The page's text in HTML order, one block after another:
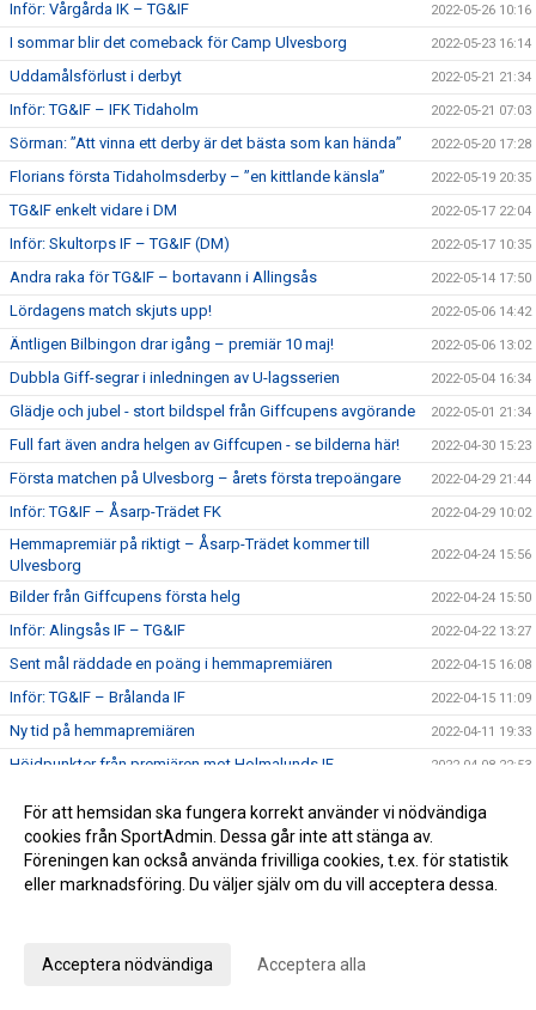
Inför: Vårgårda IK – TG&IF 2022-05-26 10:16
I sommar blir det comeback för Camp Ulvesborg 2022-05-23 16:14
Uddamålsförlust i derbyt 2022-05-21 21:34
Inför: TG&IF – IFK Tidaholm 2022-05-21 07:03
Sörman: ”Att vinna ett derby är det bästa som kan hända” 2022-05-20 17:28
Florians första Tidaholmsderby – ”en kittlande känsla” 2022-05-19 20:35
TG&IF enkelt vidare i DM 2022-05-17 22:04
Inför: Skultorps IF – TG&IF (DM) 2022-05-17 10:35
Andra raka för TG&IF – bortavann i Allingsås 2022-05-14 17:50
Lördagens match skjuts upp! 2022-05-06 14:42
Äntligen Bilbingon drar igång – premiär 10 maj! 2022-05-06 13:02
Dubbla Giff-segrar i inledningen av U-lagsserien 2022-05-04 16:34
Glädje och jubel - stort bildspel från Giffcupens avgörande 2022-05-01 21:34
Full fart även andra helgen av Giffcupen - se bilderna här! 2022-04-30 15:23
Första matchen på Ulvesborg – årets första trepoängare 2022-04-29 21:44
Inför: TG&IF – Åsarp-Trädet FK 2022-04-29 10:02
Hemmapremiär på riktigt – Åsarp-Trädet kommer till
Ulvesborg
2022-04-24 15:56
Bilder från Giffcupens första helg 2022-04-24 15:50
Inför: Alingsås IF – TG&IF 2022-04-22 13:27
Sent mål räddade en poäng i hemmapremiären 2022-04-15 16:08
Inför: TG&IF – Brålanda IF 2022-04-15 11:09
Ny tid på hemmapremiären 2022-04-11 19:33
Höjdpunkter från premiären mot Holmalunds IF 2022-04-08 22:53
TG&IF flyttar fram första Giffcupen-helgen
Än finns chans att köpa Vårtips 2022-04-04 19:08
Välkommen till vår nya hemsida
Bra årspremiär av juniorlaget mot Folkabo
För att hemsidan ska fungera korrekt använder vi nödvändiga
cookies från SportAdmin. Dessa går inte att stänga av.
Föreningen kan också använda frivilliga cookies, t.ex. för statistik
eller marknadsföring. Du väljer själv om du vill acceptera dessa.
Acceptera nödvändiga Acceptera alla